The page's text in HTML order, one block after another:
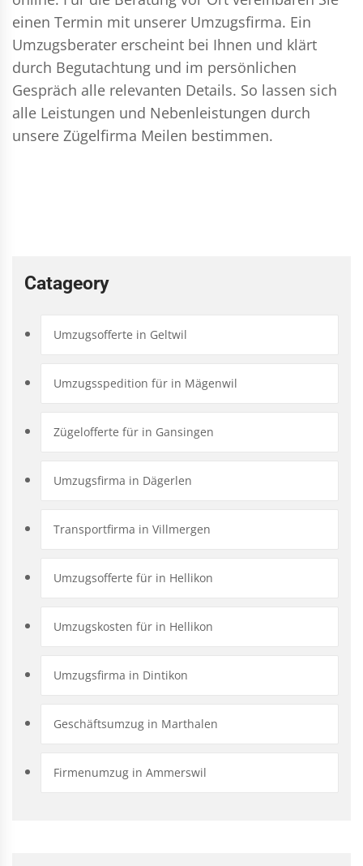
einen Termin mit unserer Umzugsfirma. Ein
Umzugsberater erscheint bei Ihnen und klärt
durch Begutachtung und im persönlichen
Gespräch alle relevanten Details. So lassen sich
alle Leistungen und Nebenleistungen durch
unsere Zügelfirma Meilen bestimmen.
Catageory
Umzugsofferte in Geltwil
Umzugsspedition für in Mägenwil
Zügelofferte für in Gansingen
Umzugsfirma in Dägerlen
Transportfirma in Villmergen
Umzugsofferte für in Hellikon
Umzugskosten für in Hellikon
Umzugsfirma in Dintikon
Geschäftsumzug in Marthalen
Firmenumzug in Ammerswil